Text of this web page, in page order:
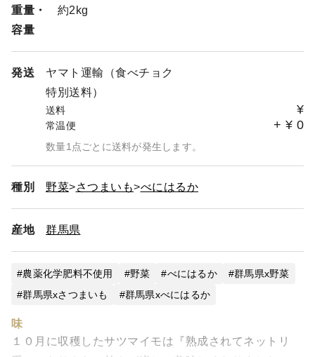
重量・
容量
約2kg
発送
ヤマト運輸（食べチョク
特別送料）
送料 ¥
常温便 + ¥ 0
数量1点ごとに送料が発生します。
種別 野菜 さつまいも べにはるか
産地 群馬県
農薬化学肥料不使用 野菜 べにはるか
群馬県x野菜
群馬県xさつまいも
群馬県xべにはるか
味
１０月に収穫したサツマイモは『熟成されてネットリ